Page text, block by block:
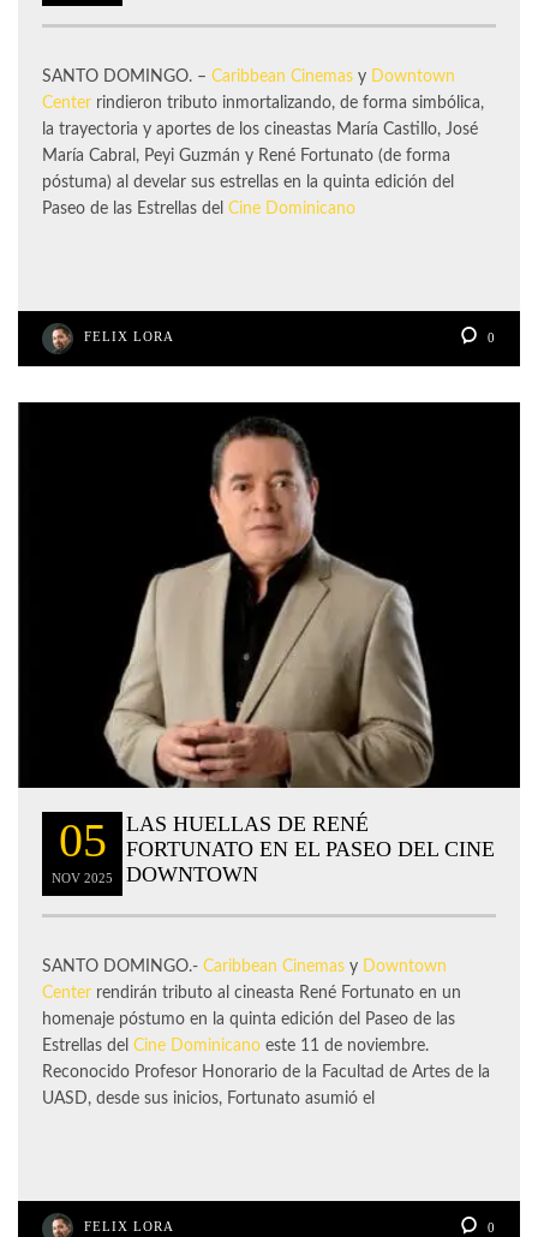
SANTO DOMINGO. – Caribbean Cinemas y
Downtown
Center rindieron tributo inmortalizando, de forma simbólica,
la trayectoria y aportes de los cineastas María Castillo, José
María Cabral, Peyi Guzmán y René Fortunato (de forma
póstuma) al develar sus estrellas en la quinta edición del
Paseo de las Estrellas del Cine Dominicano
FELIX LORA 0
05
NOV 2025
LAS HUELLAS DE RENÉ
FORTUNATO EN EL PASEO DEL CINE
DOWNTOWN
SANTO DOMINGO.- Caribbean Cinemas y Downtown
Center rendirán tributo al cineasta René Fortunato en un
homenaje póstumo en la quinta edición del Paseo de las
Estrellas del Cine Dominicano este 11 de noviembre.
Reconocido Profesor Honorario de la Facultad de Artes de la
UASD, desde sus inicios, Fortunato asumió el
FELIX LORA 0